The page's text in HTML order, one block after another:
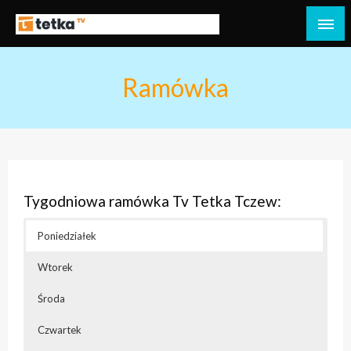
treściTv Tetka Tczew
Tetka Tczew – Twoja lokalna telewizja!
Ramówka
Tygodniowa ramówka Tv Tetka Tczew:
Poniedziałek
Wtorek
Środa
Czwartek